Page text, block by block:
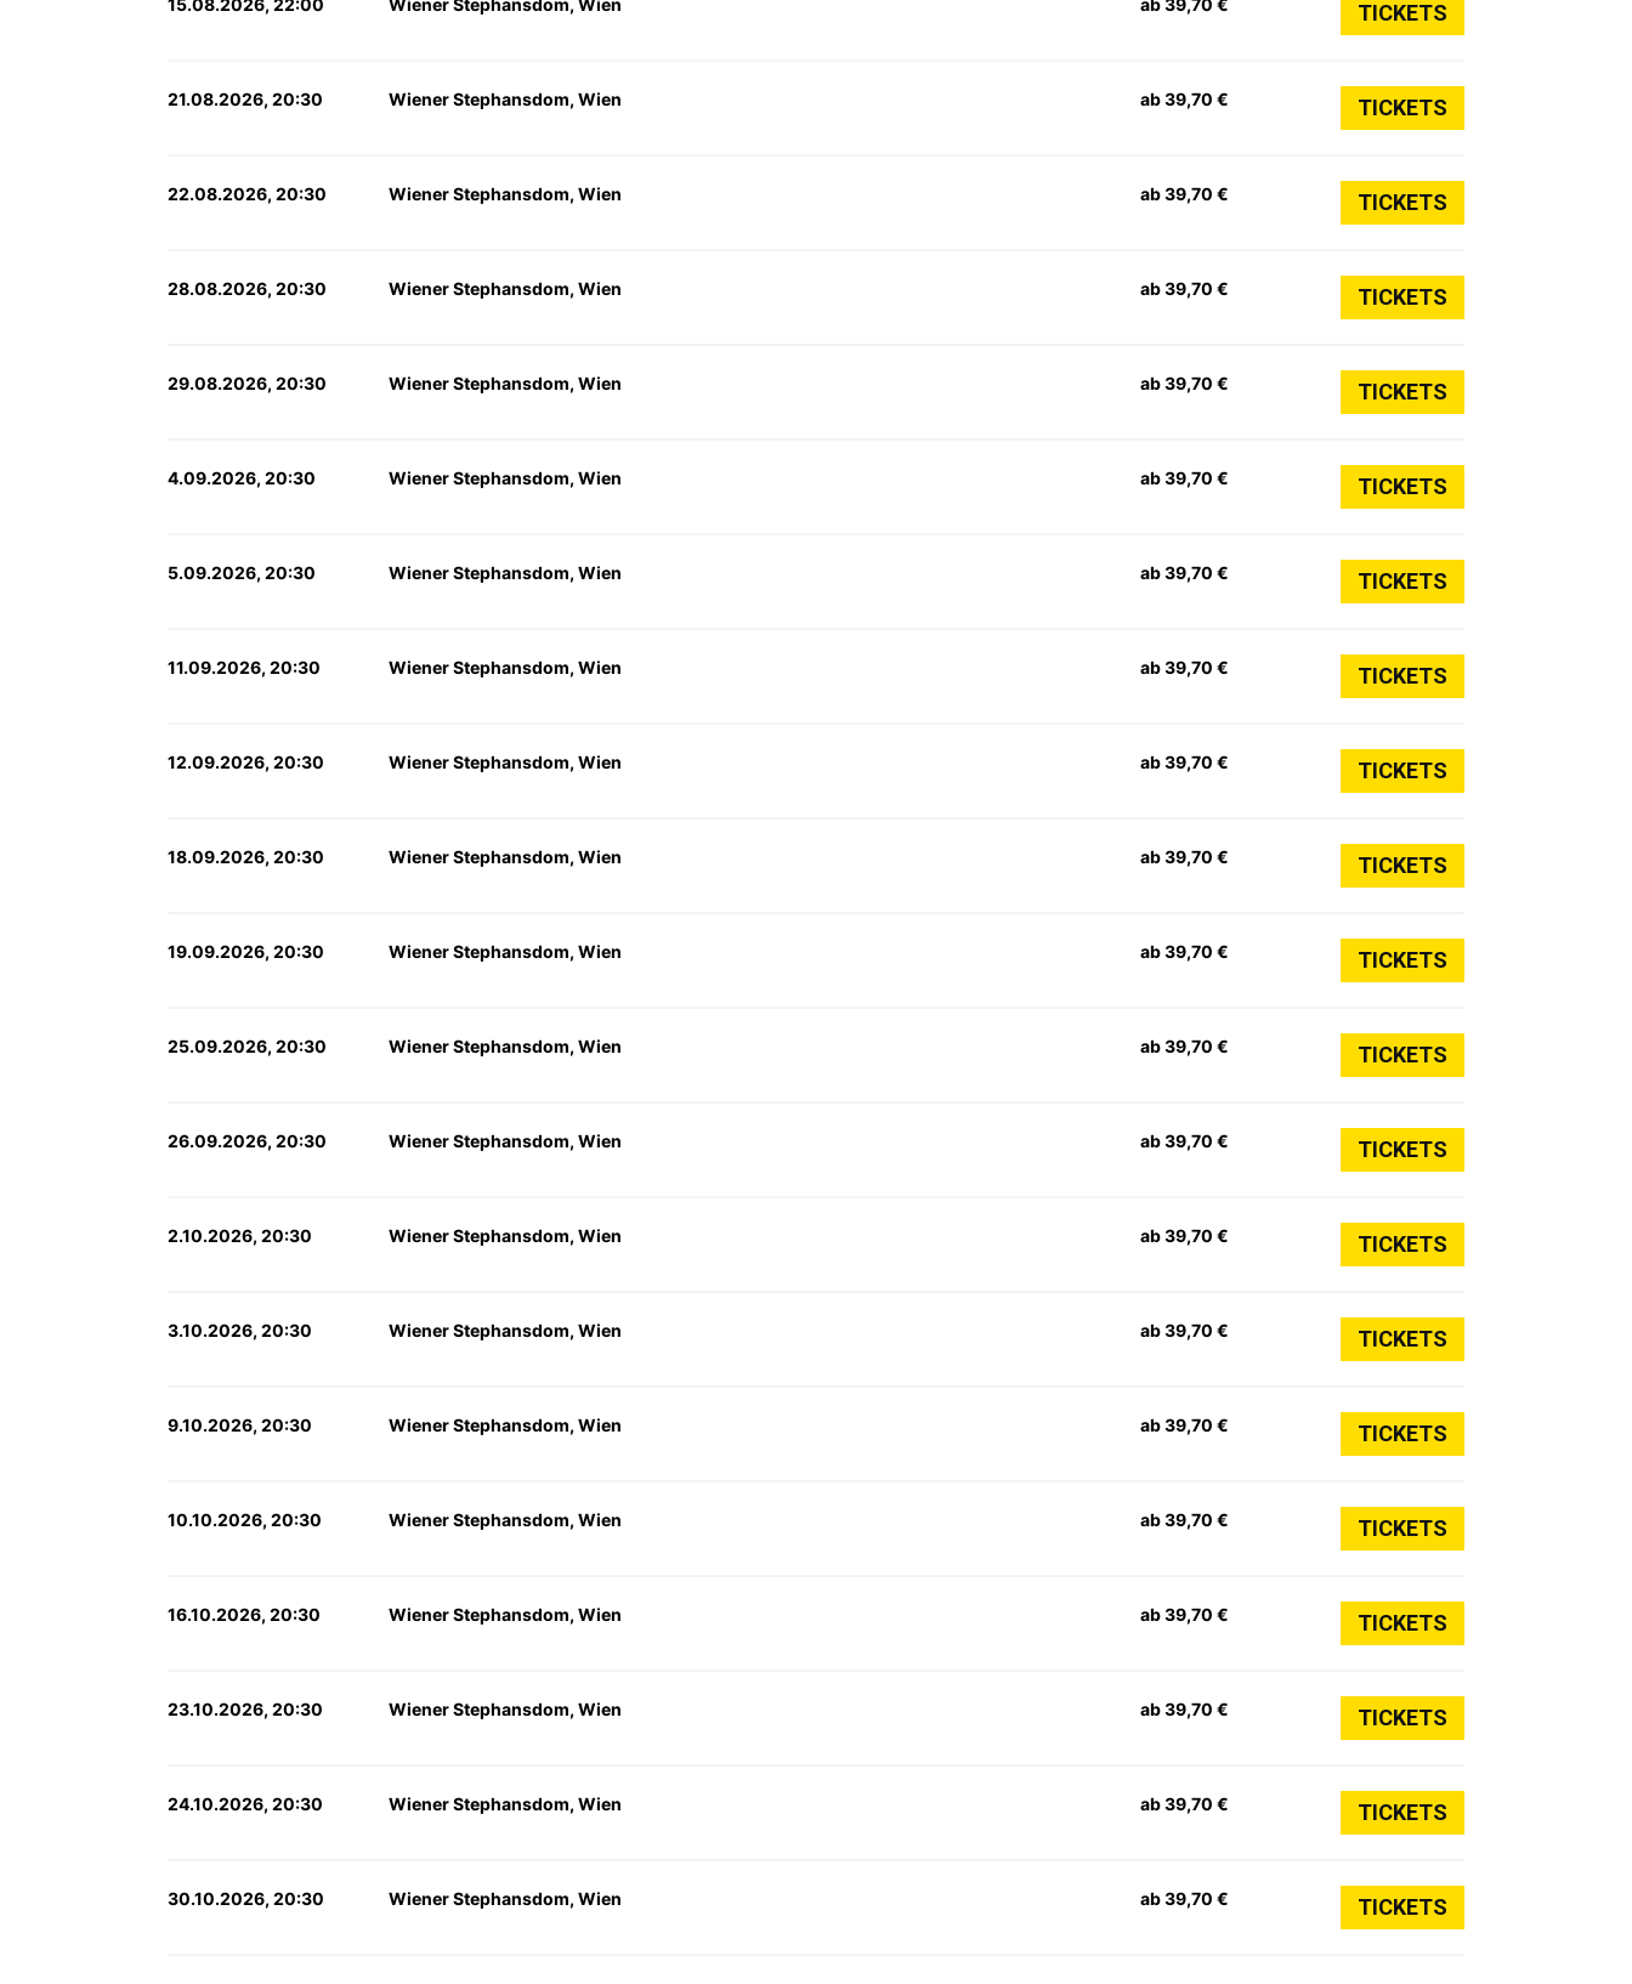
15.08.2026, 22:00 Wiener Stephansdom, Wien ab 39,70 € TICKETS
21.08.2026, 20:30 Wiener Stephansdom, Wien ab 39,70 € TICKETS
22.08.2026, 20:30 Wiener Stephansdom, Wien ab 39,70 € TICKETS
28.08.2026, 20:30 Wiener Stephansdom, Wien ab 39,70 € TICKETS
29.08.2026, 20:30 Wiener Stephansdom, Wien ab 39,70 € TICKETS
4.09.2026, 20:30 Wiener Stephansdom, Wien ab 39,70 € TICKETS
5.09.2026, 20:30 Wiener Stephansdom, Wien ab 39,70 € TICKETS
11.09.2026, 20:30 Wiener Stephansdom, Wien ab 39,70 € TICKETS
12.09.2026, 20:30 Wiener Stephansdom, Wien ab 39,70 € TICKETS
18.09.2026, 20:30 Wiener Stephansdom, Wien ab 39,70 € TICKETS
19.09.2026, 20:30 Wiener Stephansdom, Wien ab 39,70 € TICKETS
25.09.2026, 20:30 Wiener Stephansdom, Wien ab 39,70 € TICKETS
26.09.2026, 20:30 Wiener Stephansdom, Wien ab 39,70 € TICKETS
2.10.2026, 20:30 Wiener Stephansdom, Wien ab 39,70 € TICKETS
3.10.2026, 20:30 Wiener Stephansdom, Wien ab 39,70 € TICKETS
9.10.2026, 20:30 Wiener Stephansdom, Wien ab 39,70 € TICKETS
10.10.2026, 20:30 Wiener Stephansdom, Wien ab 39,70 € TICKETS
16.10.2026, 20:30 Wiener Stephansdom, Wien ab 39,70 € TICKETS
23.10.2026, 20:30 Wiener Stephansdom, Wien ab 39,70 € TICKETS
24.10.2026, 20:30 Wiener Stephansdom, Wien ab 39,70 € TICKETS
30.10.2026, 20:30 Wiener Stephansdom, Wien ab 39,70 € TICKETS